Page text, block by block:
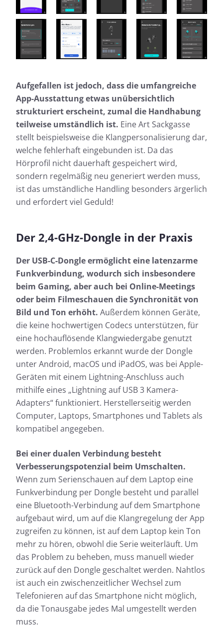
Aufgefallen ist jedoch, dass die umfangreiche
App-Ausstattung etwas unübersichtlich
strukturiert erscheint, zumal die Handhabung
teilweise umständlich ist. Eine Art Sackgasse
stellt beispielsweise die Klangpersonalisierung dar,
welche fehlerhaft eingebunden ist. Da das
Hörprofil nicht dauerhaft gespeichert wird,
sondern regelmäßig neu generiert werden muss,
ist das umständliche Handling besonders ärgerlich
und erfordert viel Geduld!
Der 2,4-GHz-Dongle in der Praxis
Der USB-C-Dongle ermöglicht eine latenzarme
Funkverbindung, wodurch sich insbesondere
beim Gaming, aber auch bei Online-Meetings
oder beim Filmeschauen die Synchronität von
Bild und Ton erhöht. Außerdem können Geräte,
die keine hochwertigen Codecs unterstützen, für
eine hochauflösende Klangwiedergabe genutzt
werden. Problemlos erkannt wurde der Dongle
unter Android, macOS und iPadOS, was bei Apple-
Geräten mit einem Lightning-Anschluss auch
mithilfe eines „Lightning auf USB 3 Kamera-
Adapters“ funktioniert. Herstellerseitig werden
Computer, Laptops, Smartphones und Tablets als
kompatibel angegeben.
Bei einer dualen Verbindung besteht
Verbesserungspotenzial beim Umschalten.
Wenn zum Serienschauen auf dem Laptop eine
Funkverbindung per Dongle besteht und parallel
eine Bluetooth-Verbindung auf dem Smartphone
aufgebaut wird, um auf die Klangregelung der App
zugreifen zu können, ist auf dem Laptop kein Ton
mehr zu hören, obwohl die Serie weiterläuft. Um
das Problem zu beheben, muss manuell wieder
zurück auf den Dongle geschaltet werden. Nahtlos
ist auch ein zwischenzeitlicher Wechsel zum
Telefonieren auf das Smartphone nicht möglich,
da die Tonausgabe jedes Mal umgestellt werden
muss.